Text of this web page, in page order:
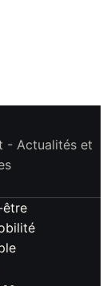
- Actualités et
être